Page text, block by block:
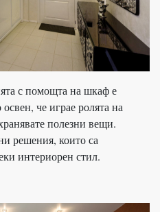
с помощта на шкаф е
че играе ролята на
полезни вещи.
решения, които са
интериорен стил.